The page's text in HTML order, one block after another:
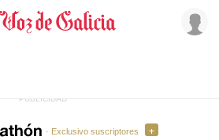
· Exclusivo suscriptores